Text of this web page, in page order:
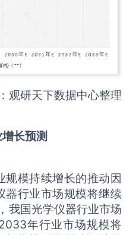
观研天下数据中心整理
长预测
规模持续增长的推动因
器行业市场规模将继续
我国光学仪器行业市场
年行业市场规模将